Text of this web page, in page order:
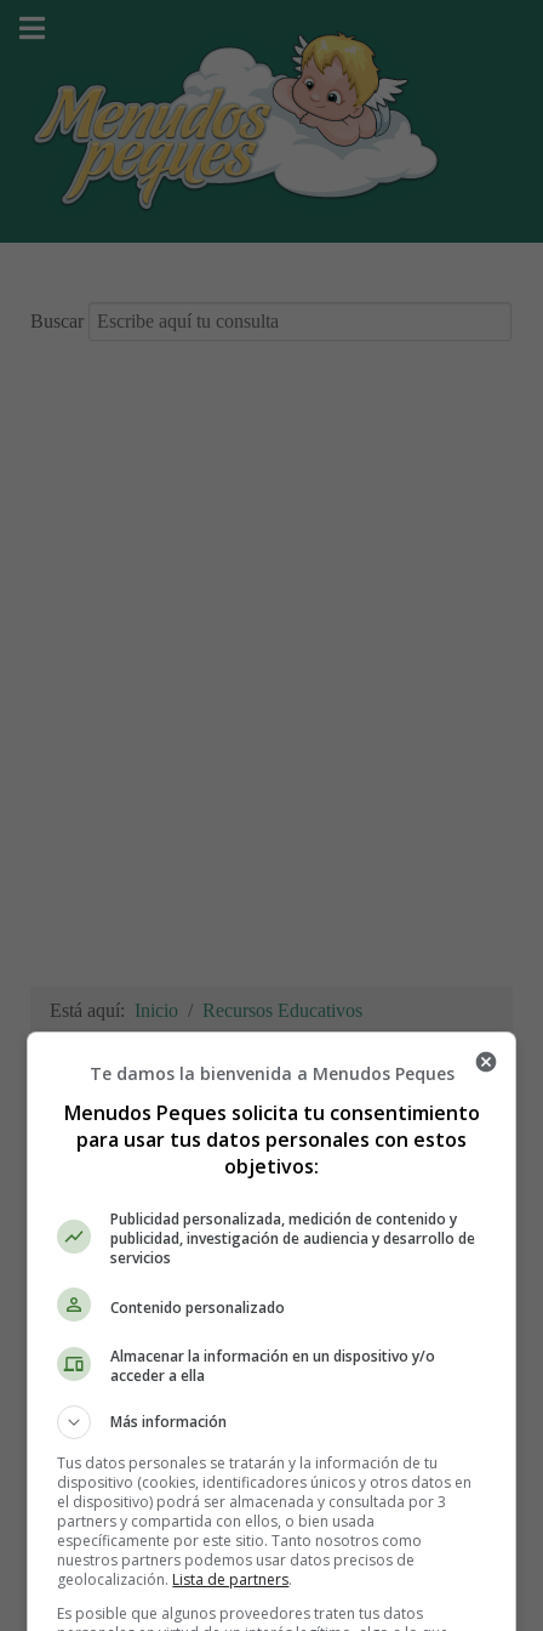
Buscar
Está aquí: Inicio
Recursos Educativos
Fichas Didácticas Infantil y Ejercicios Primaria,
Secundaria
Dentro y fuera, flores - Fichas de conceptos básicos
Dentro y fuera, flores -
Fichas de conceptos
básicos
Ficha didáctica para imprimir de conceptos
básicos.
Para imprimir la ficha, es mejor guardarla primero en el
Te damos la bienvenida a Menudos Peques
Menudos Peques solicita tu consentimiento
para usar tus datos personales con estos
objetivos:
Publicidad personalizada, medición de contenido y
publicidad, investigación de audiencia y desarrollo de
servicios
Contenido personalizado
Almacenar la información en un dispositivo y/o
acceder a ella
Más información
Tus datos personales se tratarán y la información de tu
dispositivo (cookies, identificadores únicos y otros datos en
el dispositivo) podrá ser almacenada y consultada por 3
partners y compartida con ellos, o bien usada
específicamente por este sitio. Tanto nosotros como
nuestros partners podemos usar datos precisos de
geolocalización. Lista de partners.
Es posible que algunos proveedores traten tus datos